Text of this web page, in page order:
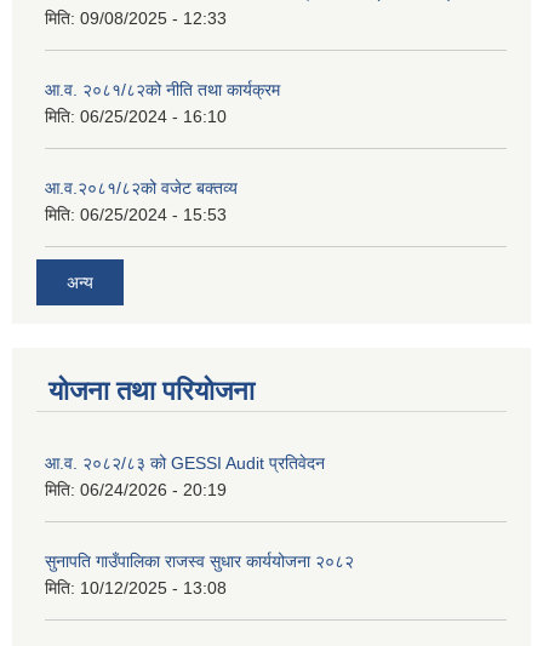
मिति: 09/08/2025 - 12:33
आ.व. २०८१/८२को नीति तथा कार्यक्रम
मिति: 06/25/2024 - 16:10
आ.व.२०८१/८२को वजेट बक्तव्य
मिति: 06/25/2024 - 15:53
अन्य
योजना तथा परियोजना
आ.व. २०८२/८३ को GESSI Audit प्रतिवेदन
मिति: 06/24/2026 - 20:19
सुनापति गाउँपालिका राजस्व सुधार कार्ययोजना २०८२
मिति: 10/12/2025 - 13:08